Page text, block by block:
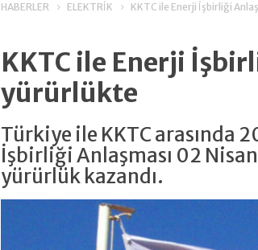
HABERLER ELEKTRİK KKTC ile Enerji İşbirliği
KKTC ile Enerji
yürürlükte
Türkiye ile KKTC arasında
İşbirliği Anlaşması 02
yürürlük kazandı.